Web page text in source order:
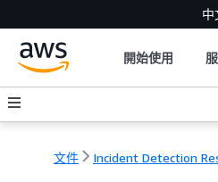
中
開始使用
文件 Incident Detection